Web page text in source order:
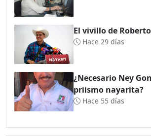
El vivillo de Roberto
Hace 29 días
¿Necesario Ney
priismo nayarita?
Hace 55 días